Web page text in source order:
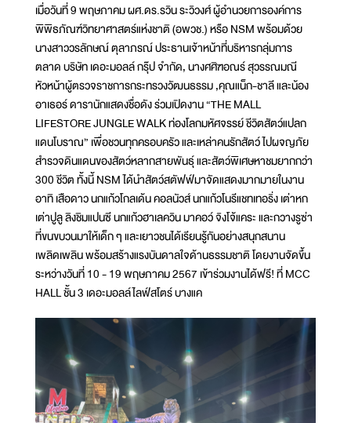
เมื่อวันที่ 9 พฤษภาคม ผศ.ดร.รวิน ระวิวงศ์ ผู้อำนวยการองค์การ
พิพิธภัณฑ์วิทยาศาสตร์แห่งชาติ (อพวช.) หรือ NSM พร้อมด้วย
นางสาววรลักษณ์ ตุลาภรณ์ ประธานเจ้าหน้าที่บริหารกลุ่มการ
ตลาด บริษัท เดอะมอลล์ กรุ๊ป จำกัด, นางศศิฑอณร์ สุวรรณมณี
หัวหน้าผู้ตรวจราชการกระทรวงวัฒนธรรม ,คุณแน็ก-ชาลี และน้อง
อาเธอร์ ดารานักแสดงชื่อดัง ร่วมเปิดงาน “THE MALL
LIFESTORE JUNGLE WALK ท่องโลกมหัศจรรย์ ชีวิตสัตว์แปลก
แดนโบราณ” เพื่อชวนทุกครอบครัว และเหล่าคนรักสัตว์ ไปผจญภัย
สำรวจดินแดนของสัตว์หลากสายพันธุ์ และสัตว์พิเศษหาชมยากกว่า
300 ชีวิต ทั้งนี้ NSM ได้นำสัตว์สตัฟฟ์มาจัดแสดงมากมายในงาน
อาทิ เสือดาว นกแก้วโกลเด้น คอลนัวส์ นกแก้วโนรีแชทเทอริ่ง เต่าหก
เต่าปูลู ลิงชิมแปนซี นกแก้วฮาเลควิน มาคอว์ จิงโจ้แคระ และกวางรูซ่า
ที่ขนขบวนมาให้เด็ก ๆ และเยาวชนได้เรียนรู้กันอย่างสนุกสนาน
เพลิดเพลิน พร้อมสร้างแรงบันดาลใจด้านธรรมชาติ โดยงานจัดขึ้น
ระหว่างวันที่ 10 - 19 พฤษภาคม 2567 เข้าร่วมงานได้ฟรี! ที่ MCC
HALL ชั้น 3 เดอะมอลล์ไลฟ์สโตร์ บางแค